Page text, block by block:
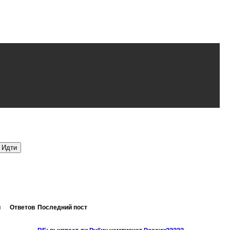
Ответов Последний пост